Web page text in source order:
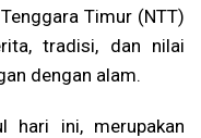
Timur (NTT)
tradisi, dan nilai
dengan alam.
hari ini, merupakan